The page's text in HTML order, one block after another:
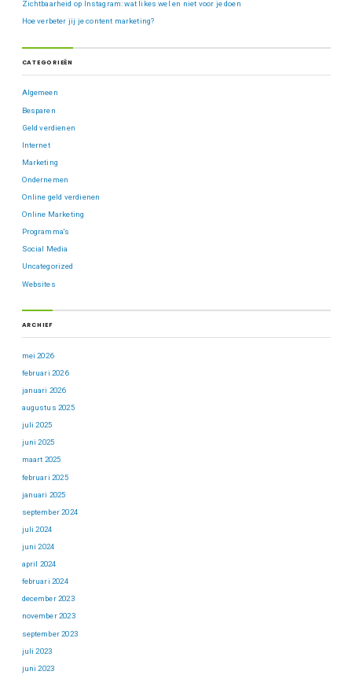
Zichtbaarheid op Instagram: wat likes wel en niet voor je doen
Hoe verbeter jij je content marketing?
CATEGORIEËN
Algemeen
Besparen
Geld verdienen
Internet
Marketing
Ondernemen
Online geld verdienen
Online Marketing
Programma's
Social Media
Uncategorized
Websites
ARCHIEF
mei 2026
februari 2026
januari 2026
augustus 2025
juli 2025
juni 2025
maart 2025
februari 2025
januari 2025
september 2024
juli 2024
juni 2024
april 2024
februari 2024
december 2023
november 2023
september 2023
juli 2023
juni 2023